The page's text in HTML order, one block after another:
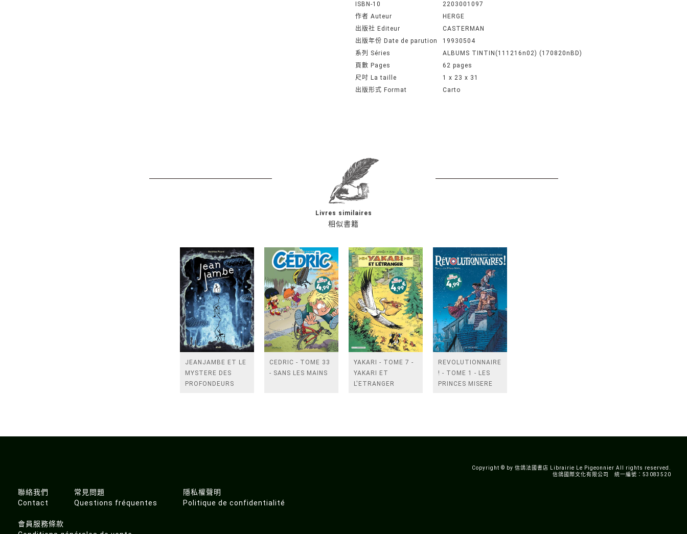
ISBN-10
2203001097
作者 Auteur
HERGE
出版社 Editeur
CASTERMAN
出版年份 Date de parution
19930504
系列 Séries
ALBUMS TINTIN(111216n02) (170820nBD)
頁數 Pages
62 pages
尺吋 La taille
1 x 23 x 31
出版形式 Format
Carto
相似書籍
Livres similaires
JEANJAMBE ET LE
MYSTERE DES
PROFONDEURS
CEDRIC - TOME 33
- SANS LES MAINS
YAKARI - TOME 7 -
YAKARI ET
L'ETRANGER
REVOLUTIONNAIRES
! - TOME 1 - LES
PRINCES MISERE
Copyright © by 信鴿法國書店 Librairie Le Pigeonnier All rights reserved.
信鴿國際文化有限公司 統一編號：53083520
聯絡我們
Contact
常見問題
Questions fréquentes
隱私權聲明
Politique de confidentialité
會員服務條款